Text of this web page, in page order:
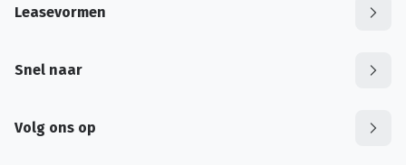
Leasevormen
Snel naar
Volg ons op